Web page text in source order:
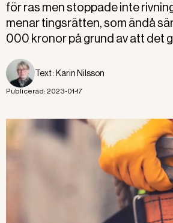
för ras men stoppade inte
menar tingsrätten, som ändå
000 kronor på grund av att det
Text : Karin Nilsson
Publicerad: 2023-01-17